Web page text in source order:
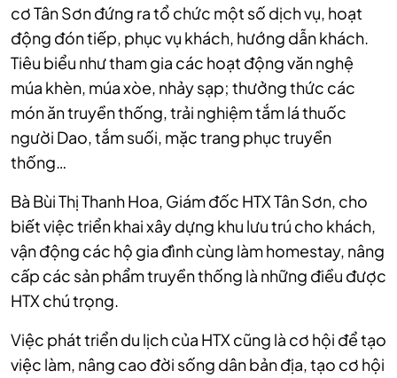
cơ Tân Sơn đứng ra tổ chức một số dịch vụ, hoạt
động đón tiếp, phục vụ khách, hướng dẫn khách.
Tiêu biểu như tham gia các hoạt động văn nghệ
múa khèn, múa xòe, nhảy sạp; thưởng thức các
món ăn truyền thống, trải nghiệm tắm lá thuốc
người Dao, tắm suối, mặc trang phục truyền
thống…
Bà Bùi Thị Thanh Hoa, Giám đốc HTX Tân Sơn, cho
biết việc triển khai xây dựng khu lưu trú cho khách,
vận động các hộ gia đình cùng làm homestay, nâng
cấp các sản phẩm truyền thống là những điều được
HTX chú trọng.
Việc phát triển du lịch của HTX cũng là cơ hội để tạo
việc làm, nâng cao đời sống dân bản địa, tạo cơ hội